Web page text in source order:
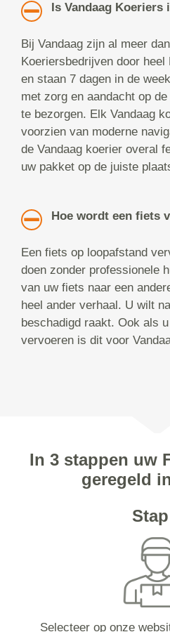
Is Vandaag Koeriers
Bij Vandaag zijn al meer
Koeriersbedrijven door
en staan 7 dagen in de
met zorg en aandacht op
te bezorgen. Elk Vandaag
voorzien van moderne
de Vandaag koerier overal
uw pakket op de juiste
Hoe wordt een fiets
Een fiets op loopafstand
doen zonder professionele
van uw fiets naar een
heel ander verhaal. U wilt
beschadigd raakt. Ook als
vervoeren is dit voor
In 3 stappen uw
geregeld
Selecteer op onze